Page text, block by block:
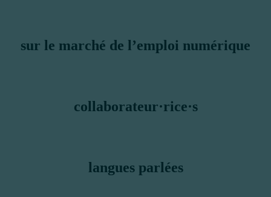
sur le marché de l’emploi numérique
collaborateur·rice·s
langues parlées